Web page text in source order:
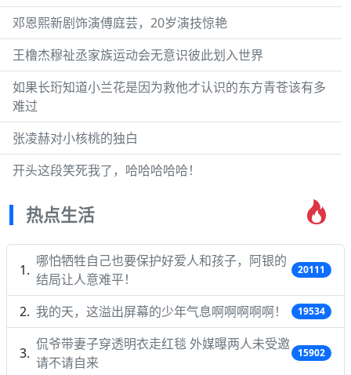
邓恩熙新剧饰演傅庭芸，20岁演技惊艳
王橹杰穆祉丞家族运动会无意识彼此划入世界
如果长珩知道小兰花是因为救他才认识的东方青苍该有多
难过
张凌赫对小核桃的独白
开头这段笑死我了，哈哈哈哈哈！
热点生活
哪怕牺牲自己也要保护好爱人和孩子，阿银的
结局让人意难平！
20111
我的天，这溢出屏幕的少年气息啊啊啊啊啊！ 19534
侃爷带妻子穿透明衣走红毯 外媒曝两人未受邀
请不请自来
15902